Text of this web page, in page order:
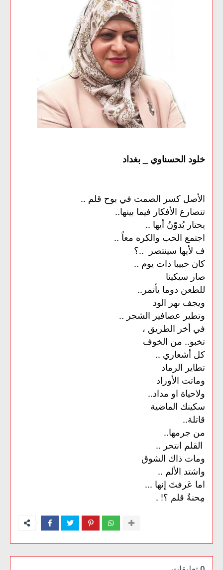
خلود الحسناوي _ بغداد
الأصل كسر الصمت في بوح قلم ..
تتصارع الأفكار فيما بينها..
يحتار يُدوّنُ أيها ..
اجتمع الحب والكره معاً ..
ف لأيها سينتصر ..؟
كان حبيبا ذات يوم ..
صار سيكينا
للطعن دوما يأتمر..
ويجف نهر الود
وتطير عصافير الشجر ..
في أخر الطريق ،
تخبو.. من الخوف
كل أشعاري ..
تطاير الرماد
وماتت الأوراد
ولاحياة او مداد..
سكينك الماضية
قاتلة..
من جرمها..
القلم انتحر ..
ومات ذاك الشوق
واشتد الألم ..
اما عَرفتَ إنها ...
مِحنةُ قلم ؟! .